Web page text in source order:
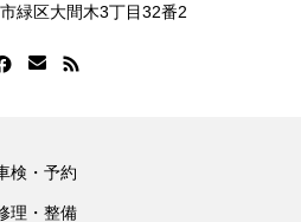
緑区大間木3丁目32番2
検・予約
理・整備